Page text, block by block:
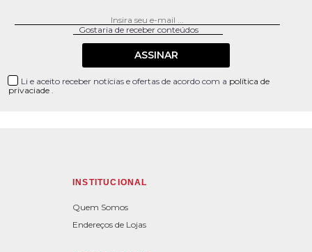
ASSINAR
Li e aceito receber notícias e ofertas de acordo com a política de
privaciade
INSTITUCIONAL
Quem Somos
Endereços de Lojas